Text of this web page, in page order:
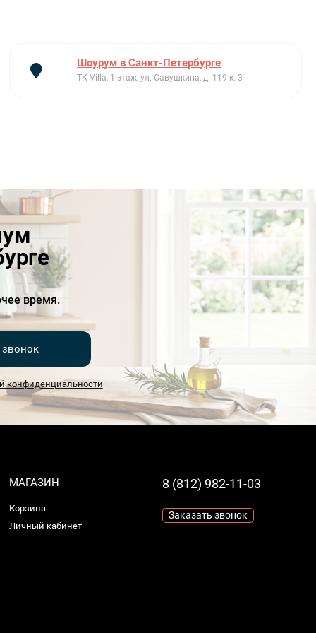
Шоурум в Санкт-Петербурге
ТК Villa, 1 этаж, ул. Савушкина, д. 119 к. 3
время.
звонок
конфиденциальности
МАГАЗИН
Корзина
Личный кабинет
8 (812) 982-11-03
Заказать звонок